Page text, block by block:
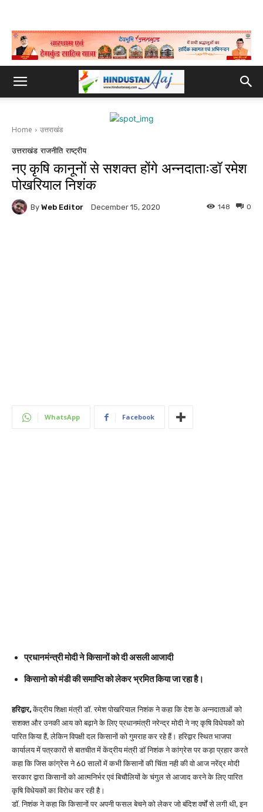
Home उत्तराखंड
उत्तराखंड राजनीति राष्ट्रीय
नए कृषि कानूनों से सशक्त होंगे अन्नदाताःडॉ रमेश
पोखरियाल निशंक
By Web Editor December 15, 2020 0
148
WhatsApp Facebook
प्रधानमंन्त्री मोदी ने किसानों को दी असली आजादी
किसानो को मंडी की समाप्ति को लेकर भ्रमित किया जा रहा है।
हरिद्वार,केंद्रीय शिक्षा मंत्री डॉ. रमेश पोखरियाल निशंक ने कहा कि देश के अन्नदाताओं को
सशक्त और उनकी आय को बढ़ाने के लिए प्रधानमंत्री नरेन्द्र मोदी ने नए कृषि विधेयकों को
पारित किया हैं, लेकिन विपक्षी दल किसानों को गुमराह कर रहे हैं। हरिद्वार स्थित भाजपा
कार्यालय में पत्रकारों से बातचीत में केंद्रीय मंत्री डॉ निशंक ने कांग्रेस पर कड़ा प्रहार करते
कहा कि जिस कांग्रेस ने 60 सालों में कभी किसानों की चिंता नही की वो आज नरेंद्र मोदी
सरकार द्वारा किसानों को आत्मनिर्भर एवं बिचौलियों के चंगुल से आजाद करने के लिए पारित
कृषि विधेयकों का विरोध कर रही है।
डॉ. निशंक ने कहा कि किसानों पर अपनी फसल बेचने को लेकर जो बंदिश वर्षों से लगी थी, इन